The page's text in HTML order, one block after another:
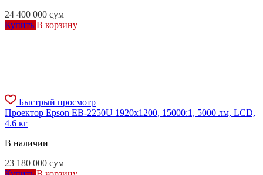
24 400 000 сум
Купить В корзину
Быстрый просмотр
Проектор Epson EB-2250U 1920x1200, 15000:1, 5000 лм, LCD,
4.6 кг
В наличии
23 180 000 сум